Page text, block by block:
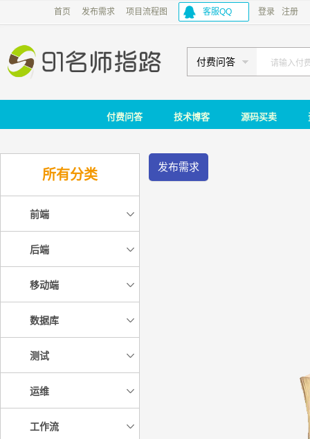
首页 发布需求 项目流程图 客服QQ 登录 注册
付费问答
付费问答 技术博客 源码买卖
所有分类
前端
后端
移动端
数据库
测试
运维
工作流
发布需求